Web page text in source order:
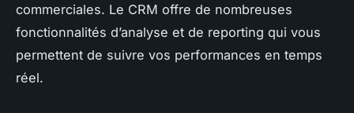
commerciales. Le CRM offre de nombreuses
fonctionnalités d’analyse et de reporting qui vous
permettent de suivre vos performances en temps
réel.